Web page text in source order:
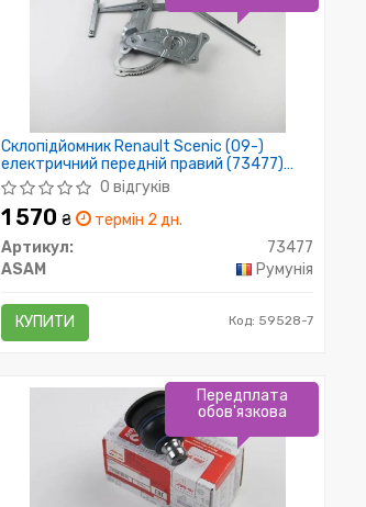
Склопідйомник Renault Scenic (09-)
електричний передній правий (73477)
Asam
0 відгуків
1 570₴
термін 2 дн.
Артикул:
73477
ASAM
Румунія
КУПИТИ Код: 59528-7
Передплата
обов'язкова